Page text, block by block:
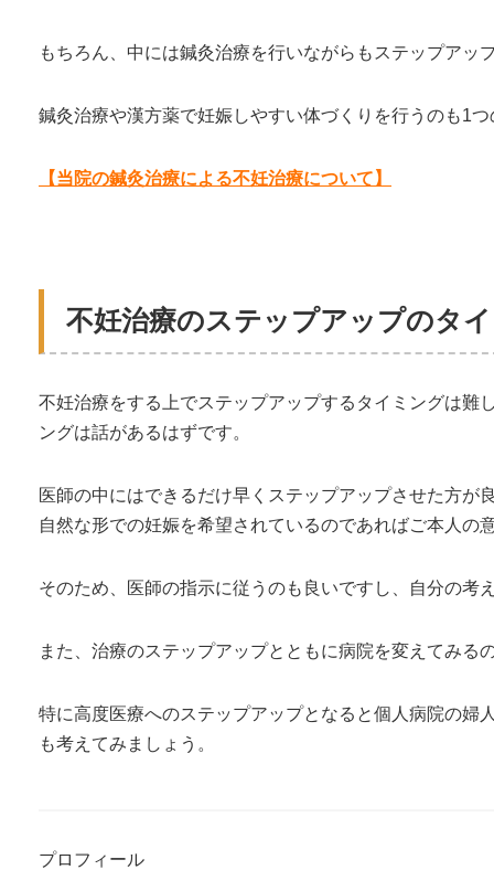
もちろん、中には鍼灸治療を行いながらもステップアッ
鍼灸治療や漢方薬で妊娠しやすい体づくりを行うのも1
【当院の鍼灸治療による不妊治療について】
不妊治療のステップアップのタ
不妊治療をする上でステップアップするタイミングは難
ングは話があるはずです。
医師の中にはできるだけ早くステップアップさせた方
自然な形での妊娠を希望されているのであればご本人の
そのため、医師の指示に従うのも良いですし、自分の考
また、治療のステップアップとともに病院を変えてみる
特に高度医療へのステップアップとなると個人病院の婦
も考えてみましょう。
プロフィール